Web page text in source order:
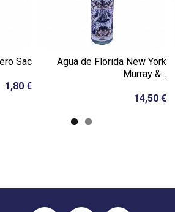
Sac
1,80 €
Agua de Florida New York
Murray &...
14,50 €